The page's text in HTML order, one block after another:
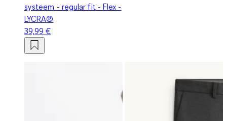
systeem - regular fit - Flex -
LYCRA®
39,99 €